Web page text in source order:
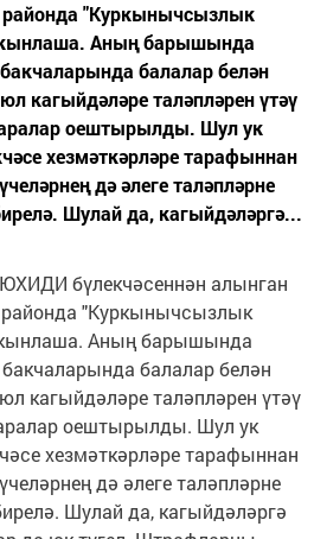
районда "Куркынычсызлык
Аның барышында
балалар белән
кагыйдәләре таләпләрен үтәү
оештырылды. Шул ук
хезмәткәрләре тарафыннан
дә әлеге таләпләрне
Шулай да, кагыйдәләргә...
бүлекчәсеннән алынган
районда "Куркынычсызлык
Аның барышында
балалар белән
кагыйдәләре таләпләрен үтәү
оештырылды. Шул ук
хезмәткәрләре тарафыннан
дә әлеге таләпләрне
Шулай да, кагыйдәләргә